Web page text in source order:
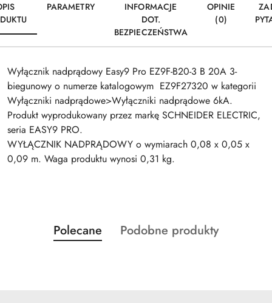
PARAMETRY
INFORMACJE
DOT.
BEZPIECZEŃSTWA
OPINIE
(0)
Wyłącznik nadprądowy Easy9 Pro EZ9F-B20-3 B 20A 3-
biegunowy o numerze katalogowym EZ9F27320 w kategorii
Wyłączniki nadprądowe>Wyłączniki nadprądowe 6kA.
Produkt wyprodukowany przez markę SCHNEIDER ELECTRIC,
seria EASY9 PRO.
WYŁĄCZNIK NADPRĄDOWY o wymiarach 0,08 x 0,05 x
0,09 m. Waga produktu wynosi 0,31 kg.
Pomiń karuzelę produktów
Produkty
o
Polecane
Produkty
Podobne produkty